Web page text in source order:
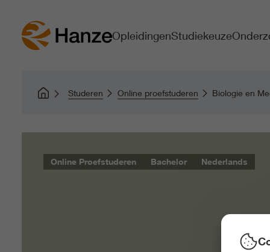
OpleidingenStudiekeuze
Studeren Online proefstuderen Biologie en
Online Proefstuderen Bachelor Nederlands